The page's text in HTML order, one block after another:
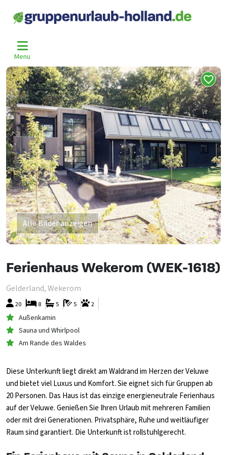
Menu
Home >
Alle Bilder anzeigen
Ferienhaus Wekerom (WEK-1618)
Gelderland, Wekerom
20 2
5
5
8
Außenkamin
Sauna und Whirlpool
Am Rande des Waldes
Diese Unterkunft liegt direkt am Waldrand im Herzen der Veluwe
und bietet viel Luxus und Komfort. Sie eignet sich für Gruppen ab
20 Personen. Das Haus ist das einzige energieneutrale Ferienhaus
auf der Veluwe. Genießen Sie Ihren Urlaub mit mehreren Familien
oder mit drei Generationen. Privatsphäre, Ruhe und weitläufiger
Raum sind garantiert. Die Unterkunft ist rollstuhlgerecht.